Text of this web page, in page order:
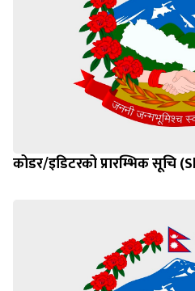
कोडर/इडिटरको प्रारम्भिक सूचि